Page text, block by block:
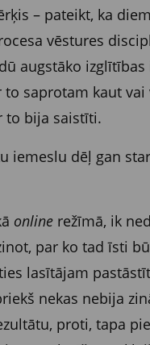
– pateikt, ka
vēstures
augstāko
saprotam kaut
to bija saistīti.
iemeslu dēļ gan
online režīmā, ik
par ko tad īsti
lasītājam
nekas nebija
proti, tapa